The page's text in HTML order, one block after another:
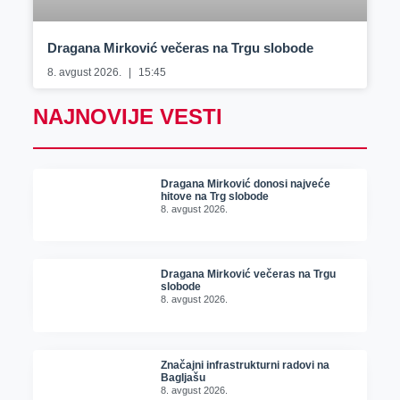
Dragana Mirković večeras na Trgu slobode
8. avgust 2026. 15:45
NAJNOVIJE VESTI
Dragana Mirković donosi najveće
hitove na Trg slobode
8. avgust 2026.
Dragana Mirković večeras na Trgu
slobode
8. avgust 2026.
Značajni infrastrukturni radovi na
Bagljašu
8. avgust 2026.